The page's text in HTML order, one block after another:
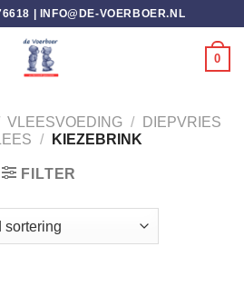
| INFO@DE-VOERBOER.NL
0
VLEESVOEDING /
DIEPVRIES
/ KIEZEBRINK
FILTER